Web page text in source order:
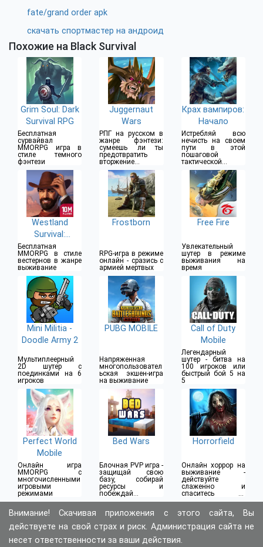
fate/grand order apk
скачать спортмастер на андроид
Похожие на Black Survival
Grim Soul: Dark
Survival RPG
Бесплатная
сурвайвал
MMORPG игра в
стиле темного
фэнтези
Juggernaut
Wars
РПГ на русском в
жанре фэнтези:
сумеешь ли ты
предотвратить
вторжение
Пожирателей
Крах вампиров:
Начало
Истребляй всю
нечисть на своем
пути в этой
пошаговой
тактической
фэнтези РПГ
Westland
Survival:
Вестерн RPG
Бесплатная
MMORPG в стиле
вестернов в жанре
выживание
Frostborn
RPG-игра в режиме
онлайн - сразись с
армией мертвых
Free Fire
Увлекательный
шутер в режиме
выживания на
время
Mini Militia -
Doodle Army 2
Мультиплеерный
2D шутер с
поединками на 6
игроков
PUBG MOBILE
Напряженная
многопользовател
ьская экшен-игра
на выживание
Call of Duty
Mobile
Легендарный
шутер - битва на
100 игроков или
быстрый бой 5 на
5
Perfect World
Mobile
Онлайн игра
MMORPG с
многочисленными
игровыми
режимами
Bed Wars
Блочная PVP игра -
защищай свою
базу, собирай
ресурсы и
побеждай
противников
Horrorfield
Онлайн хоррор на
выживание -
действуйте
слаженно и
спаситесь от
психопата-убийцы
Внимание! Скачивая приложения с этого сайта, Вы
действуете на свой страх и риск. Администрация сайта не
несет ответственности за ваши действия.